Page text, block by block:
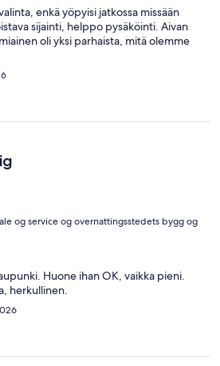
enkä yöpyisi jatkossa missään
sijainti, helppo pysäköinti. Aivan
oli yksi parhaista, mitä olemme
og service og overnattingsstedets bygg og
Huone ihan OK, vaikka pieni.
herkullinen.